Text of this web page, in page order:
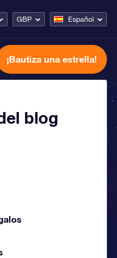
GBP Español
¡Bautiza una estrella!
blog